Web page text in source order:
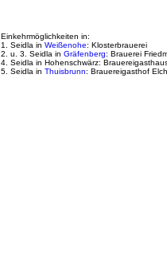
Einkehrmöglichkeiten in:
1. Seidla in Weißenohe: Klosterbrauerei
2. u. 3. Seidla in Gräfenberg: Brauerei
4. Seidla in Hohenschwärz:
5. Seidla in Thuisbrunn: Brauereigasthof